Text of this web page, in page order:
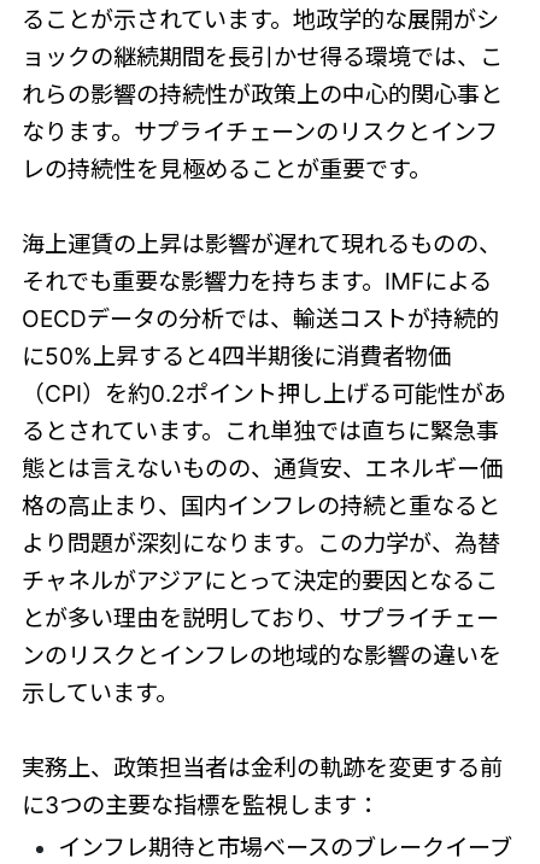
ることが示されています。地政学的な展開がシ
ョックの継続期間を長引かせ得る環境では、こ
れらの影響の持続性が政策上の中心的関心事と
なります。サプライチェーンのリスクとインフ
レの持続性を見極めることが重要です。
海上運賃の上昇は影響が遅れて現れるものの、
それでも重要な影響力を持ちます。IMFによる
OECDデータの分析では、輸送コストが持続的
に50%上昇すると4四半期後に消費者物価
（CPI）を約0.2ポイント押し上げる可能性があ
るとされています。これ単独では直ちに緊急事
態とは言えないものの、通貨安、エネルギー価
格の高止まり、国内インフレの持続と重なると
より問題が深刻になります。この力学が、為替
チャネルがアジアにとって決定的要因となるこ
とが多い理由を説明しており、サプライチェー
ンのリスクとインフレの地域的な影響の違いを
示しています。
実務上、政策担当者は金利の軌跡を変更する前
に3つの主要な指標を監視します：
インフレ期待と市場ベースのブレークイーブ